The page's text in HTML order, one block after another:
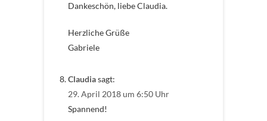
Dankeschön, liebe Claudia.
Herzliche Grüße
Gabriele
Claudiasagt:
29. April 2018 um 6:50 Uhr
Spannend!